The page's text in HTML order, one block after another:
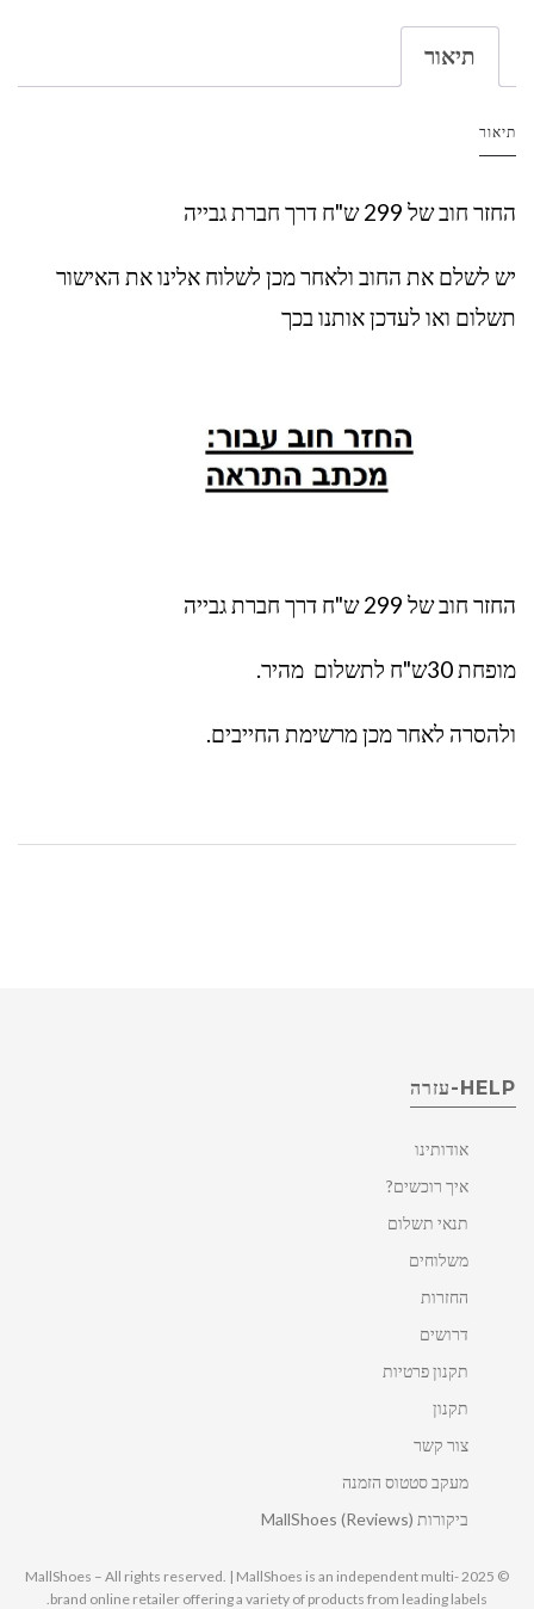
תיאור
תיאור
החזר חוב של 299 ש"ח דרך חברת גבייה
יש לשלם את החוב ולאחר מכן לשלוח אלינו את האישור
תשלום ואו לעדכן אותנו בכך
החזר חוב של 299 ש"ח דרך חברת גבייה
מופחת 30ש"ח לתשלום מהיר.
ולהסרה לאחר מכן מרשימת החייבים.
HELP-עזרה
אודותינו
איך רוכשים?
תנאי תשלום
משלוחים
החזרות
דרושים
תקנון פרטיות
תקנון
צור קשר
מעקב סטטוס הזמנה
ביקורות MallShoes (Reviews)
© 2025 MallShoes – All rights reserved. | MallShoes is an independent multi-
brand online retailer offering a variety of products from leading labels.